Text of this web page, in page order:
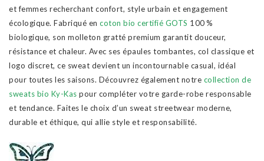
et femmes recherchant confort, style urbain et engagement
écologique. Fabriqué en coton bio certifié GOTS 100 %
biologique, son molleton gratté premium garantit douceur,
résistance et chaleur. Avec ses épaules tombantes, col classique et
logo discret, ce sweat devient un incontournable casual, idéal
pour toutes les saisons. Découvrez également notre collection de
sweats bio Ky-Kas pour compléter votre garde-robe responsable
et tendance. Faites le choix d’un sweat streetwear moderne,
durable et éthique, qui allie style et responsabilité.